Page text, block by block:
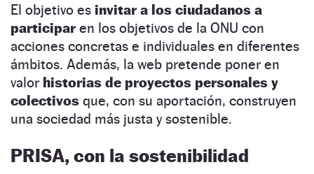
El objetivo es invitar a los ciudadanos a
participaren los objetivos de la ONU con
acciones concretas e individuales en diferentes
ámbitos. Además, la web pretende poner en
valor historias de proyectos personales y
colectivos que, con su aportación, construyen
una sociedad más justa y sostenible.
PRISA, con la sostenibilidad